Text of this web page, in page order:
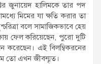
জুনায়েদ হালিমকে তার পদ
মিমের যা ক্ষতি করার তা
বলে সামাজিকভাবে হেয়
ফেল করিয়েছেন, পুরো দুটি
করেছেন। এই বিলম্বিকরনের
তো এখন জীবন্মৃত।